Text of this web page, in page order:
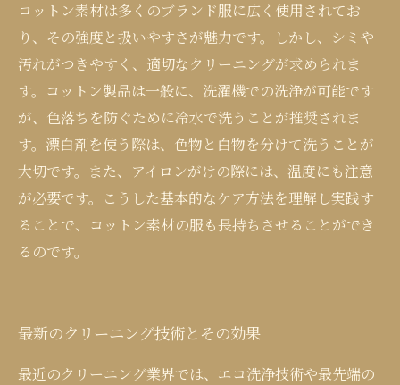
コットン素材は多くのブランド服に広く使用されてお
り、その強度と扱いやすさが魅力です。しかし、シミや
汚れがつきやすく、適切なクリーニングが求められま
す。コットン製品は一般に、洗濯機での洗浄が可能です
が、色落ちを防ぐために冷水で洗うことが推奨されま
す。漂白剤を使う際は、色物と白物を分けて洗うことが
大切です。また、アイロンがけの際には、温度にも注意
が必要です。こうした基本的なケア方法を理解し実践す
ることで、コットン素材の服も長持ちさせることができ
るのです。
最新のクリーニング技術とその効果
最近のクリーニング業界では、エコ洗浄技術や最先端の